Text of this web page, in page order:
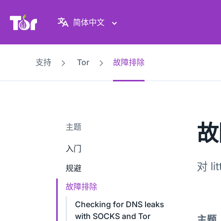
Tor Project 网站
简体中文
支持 Tor 故障排除
主题
入门
规避
故障排除
Checking for DNS leaks
with SOCKS and Tor
对